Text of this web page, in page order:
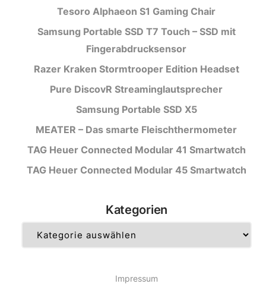
Tesoro Alphaeon S1 Gaming Chair
Samsung Portable SSD T7 Touch – SSD mit
Fingerabdrucksensor
Razer Kraken Stormtrooper Edition Headset
Pure DiscovR Streaminglautsprecher
Samsung Portable SSD X5
MEATER – Das smarte Fleischthermometer
TAG Heuer Connected Modular 41 Smartwatch
TAG Heuer Connected Modular 45 Smartwatch
Kategorien
Impressum